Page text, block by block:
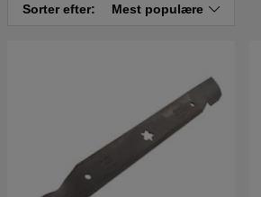
Sorter efter: Mest populære